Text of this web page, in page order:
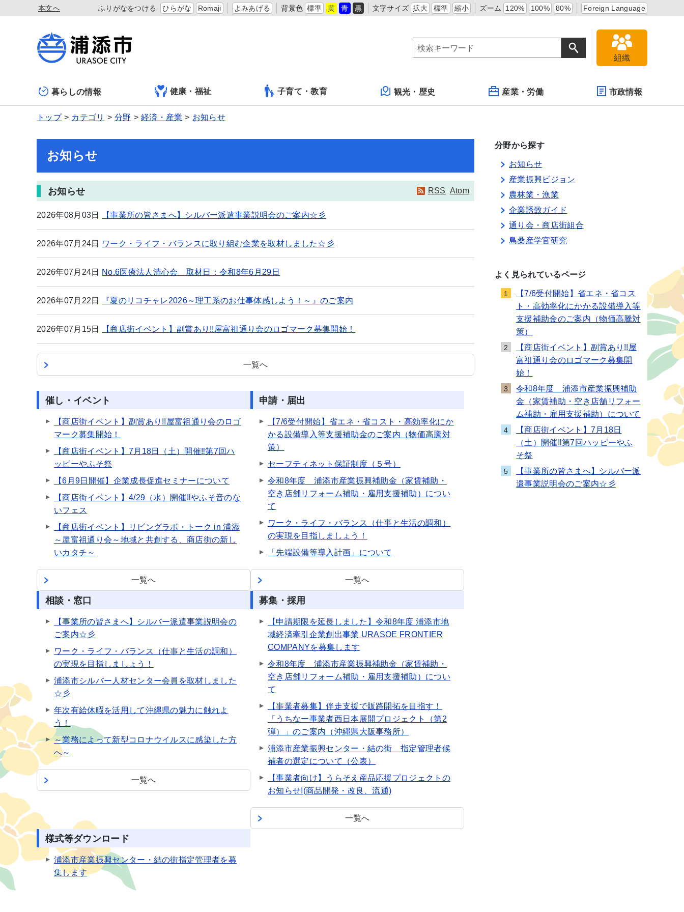
本文へ ふりがなをつける ひらがな Romaji よみあげる 背景色 標準 黄 青 黒 文字サイズ 拡大 標準 縮小 ズーム 120% 100% 80% Foreign Language
組織
暮らしの情報 健康・福祉 子育て・教育 観光・歴史 産業・労働 市政情報
トップ カテゴリ 分野 経済・産業 お知らせ
お知らせ
お知らせ RSS Atom
2026年08月03日 【事業所の皆さまへ】シルバー派遣事業説明会のご案内☆彡
2026年07月24日 ワーク・ライフ・バランスに取り組む企業を取材しました☆彡
2026年07月24日 No.6医療法人清心会 取材日：令和8年6月29日
2026年07月22日 『夏のリコチャレ2026～理工系のお仕事体感しよう！～』のご案内
2026年07月15日 【商店街イベント】副賞あり!!屋富祖通り会のロゴマーク募集開始！
一覧へ
催し・イベント
【商店街イベント】副賞あり!!屋富祖通り会のロゴ
マーク募集開始！
【商店街イベント】7月18日（土）開催‼第7回ハ
ッピーやふそ祭
【6月9日開催】企業成長促進セミナーについて
【商店街イベント】4/29（水）開催‼やふそ音のな
いフェス
【商店街イベント】リビングラボ・トーク in 浦添
～屋富祖通り会～地域と共創する、商店街の新し
いカタチ～
一覧へ
申請・届出
【7/6受付開始】省エネ・省コスト・高効率化にか
かる設備導入等支援補助金のご案内（物価高騰対
策）
セーフティネット保証制度（５号）
令和8年度 浦添市産業振興補助金（家賃補助・
空き店舗リフォーム補助・雇用支援補助）につい
て
ワーク・ライフ・バランス（仕事と生活の調和）
の実現を目指しましょう！
「先端設備等導入計画」について
一覧へ
相談・窓口
【事業所の皆さまへ】シルバー派遣事業説明会の
ご案内☆彡
ワーク・ライフ・バランス（仕事と生活の調和）
の実現を目指しましょう！
浦添市シルバー人材センター会員を取材しました
☆彡
年次有給休暇を活用して沖縄県の魅力に触れよ
う！
～業務によって新型コロナウイルスに感染した方
へ～
一覧へ
募集・採用
【申請期限を延長しました】令和8年度 浦添市地
域経済牽引企業創出事業 URASOE FRONTIER
COMPANYを募集します
令和8年度 浦添市産業振興補助金（家賃補助・
空き店舗リフォーム補助・雇用支援補助）につい
て
【事業者募集】伴走支援で販路開拓を目指す！
「うちなー事業者西日本展開プロジェクト（第2
弾）」のご案内（沖縄県大阪事務所）
浦添市産業振興センター・結の街 指定管理者候
補者の選定について（公表）
【事業者向け】うらそえ産品応援プロジェクトの
お知らせ!(商品開発・改良、流通)
一覧へ
様式等ダウンロード
浦添市産業振興センター・結の街指定管理者を募
集します
分野から探す
お知らせ
産業振興ビジョン
農林業・漁業
企業誘致ガイド
通り会・商店街組合
島桑産学官研究
よく見られているページ
1
【7/6受付開始】省エネ・省コス
ト・高効率化にかかる設備導入等
支援補助金のご案内（物価高騰対
策）
2
【商店街イベント】副賞あり!!屋
富祖通り会のロゴマーク募集開
始！
3
令和8年度 浦添市産業振興補助
金（家賃補助・空き店舗リフォー
ム補助・雇用支援補助）について
4
【商店街イベント】7月18日
（土）開催‼第7回ハッピーやふ
そ祭
5
【事業所の皆さまへ】シルバー派
遣事業説明会のご案内☆彡